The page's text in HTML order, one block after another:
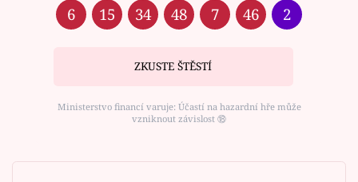
6 15 34 48 7 46 2
ZKUSTE ŠTĚSTÍ
Ministerstvo financí varuje: Účastí na hazardní hře může
vzniknout závislost ⑱